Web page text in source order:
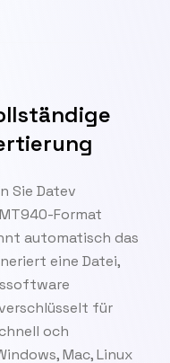
Sie Datev
Format
automatisch das
eine Datei,
für
och
Mac, Linux